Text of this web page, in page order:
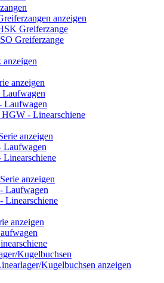
anzeigen
Greiferzange
Greiferzange
anzeigen
Laufwagen
- Linearschiene
anzeigen
anzeigen
Laufwagen
Linearschiene
anzeigen
Kugelbuchsen
Kugelbuchsen anzeigen